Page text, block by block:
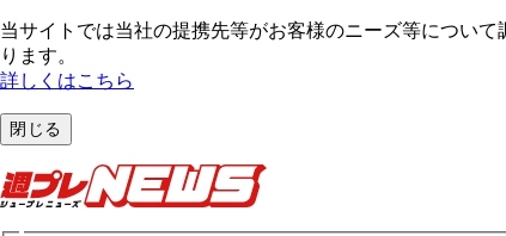
当サイトでは当社の提携先等がお客様のニーズ等につい
ります。
詳しくはこちら
閉じる